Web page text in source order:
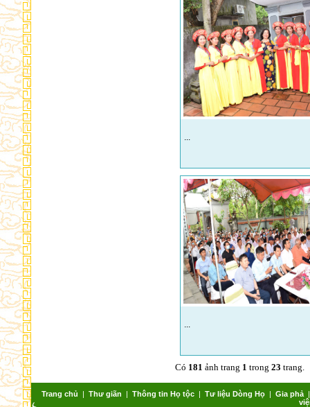
...
...
Có 181 ảnh trang 1 trong 23 trang.
Trang chủ | Thư giãn | Thông tin Họ tộc| Tư liệu Dòng Họ| Gia phả